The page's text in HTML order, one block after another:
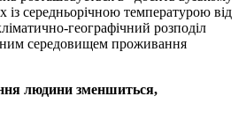
із середньорічною температурою від
географічний розподіл
середовищем проживання
людини зменшиться,